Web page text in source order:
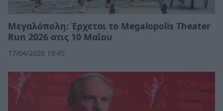
Μεγαλόπολη: Έρχεται το Megalopolis Theater
Run 2026 στις 10 Μαΐου
17/04/2026 19:45